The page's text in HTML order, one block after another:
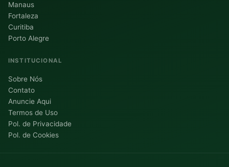
Manaus
Fortaleza
Curitiba
Porto Alegre
INSTITUCIONAL
Sobre Nós
Contato
Anuncie Aqui
Termos de Uso
Pol. de Privacidade
Pol. de Cookies